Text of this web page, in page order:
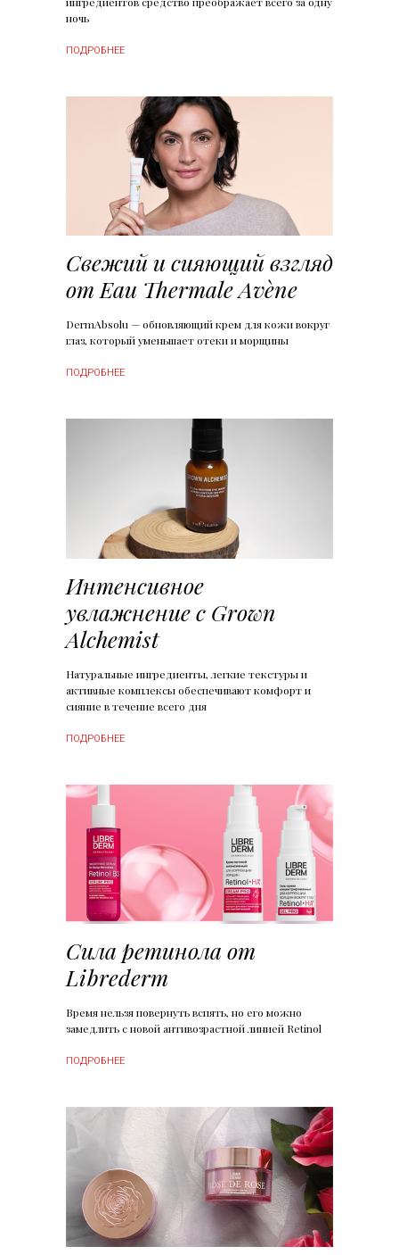
ночь
ПОДРОБНЕЕ
Свежий и сияющий взгляд
от Eau Thermale Avène
DermAbsolu — обновляющий крем для кожи вокруг
глаз, который уменьшает отеки и морщины
ПОДРОБНЕЕ
Интенсивное
увлажнение с Grown
Alchemist
Натуральные ингредиенты, легкие текстуры и
активные комплексы обеспечивают комфорт и
сияние в течение всего дня
ПОДРОБНЕЕ
Сила ретинола от
Librederm
Время нельзя повернуть вспять, но его можно
замедлить с новой антивозрастной линией Retinol
ПОДРОБНЕЕ